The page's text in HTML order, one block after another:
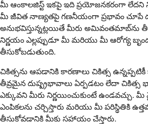
మీ ఆంకాలజిస్ట్ ఇకపై ఇది ప్రయోజనకరంగా లేదని
మీ జీవిత నాణ్యతపై గణనీయంగా ప్రభావం చూపే
అనుభవిస్తున్నట్లయితే మీరు అమివంతమాబ్‌ను
నిర్ణయం ఎల్లప్పుడూ మీ మరియు మీ ఆరోగ్య
తీసుకోబడుతుంది.
చికిత్సను ఆపడానికి కారణాలు చికిత్స ఉన్నప్పటికీ
తీవ్రమైన దుష్ప్రభావాలు ఏర్పడటం లేదా
ఎక్కువని మీరు నిర్ణయించుకుంటే ఉండవచ్చు.
ఎంపికలను చర్చిస్తారు మరియు మీ పరిస్థితికి
తీసుకోవడానికి మీకు సహాయం చేస్తారు.